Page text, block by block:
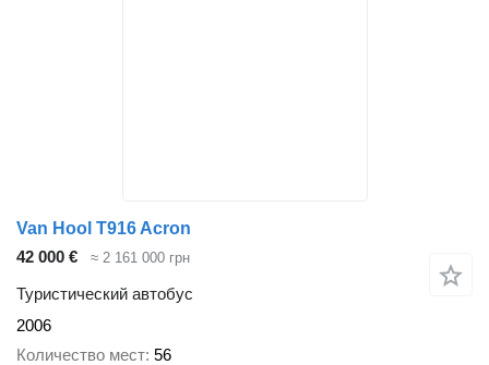
Van Hool T916 Acron
42 000 €
≈ 2 161 000 грн
Туристический автобус
2006
Количество мест 56